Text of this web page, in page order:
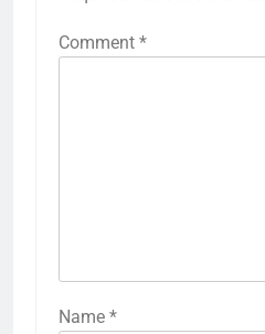
Comment *
Name *